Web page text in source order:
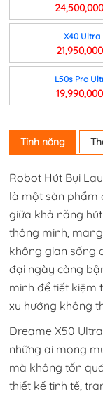
X40 Ultra
L50s Pro
Tính năng
Robot Hút Bụi
là một sản phẩm
giữa khả năng
thông minh,
không gian sống
đại ngày càng
minh để tiết kiệm
xu hướng không
Dreame X50
những ai mong
mà không tốn
thiết kế tinh tế,